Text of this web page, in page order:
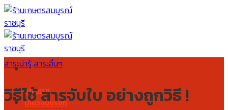
Skip
to
content
หน้าแรก
เกี่ยวกับบริษัท
สาระน่ารู้,สาระอื่นๆ
วิธีใช้ สารจับใบ อย่างถูกวิธี !